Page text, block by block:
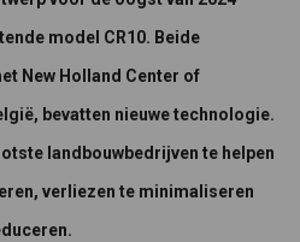
model CR10. Beide
New Holland Center of
bevatten nieuwe technologie.
landbouwbedrijven te helpen
verliezen te minimaliseren